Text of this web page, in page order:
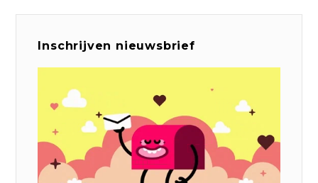
Inschrijven nieuwsbrief